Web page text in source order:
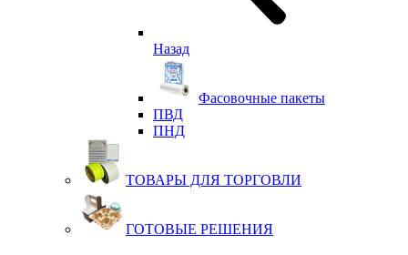
Назад
Фасовочные пакеты
ПВД
ПНД
ТОВАРЫ ДЛЯ ТОРГОВЛИ
ГОТОВЫЕ РЕШЕНИЯ